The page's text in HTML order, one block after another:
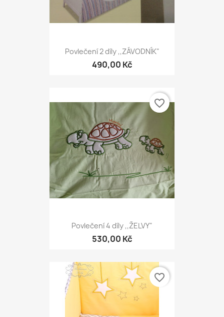
Povlečení 2 díly ,,ZÁVODNÍK"
490,00 Kč
Povlečení 4 díly ,,ŽELVY"
530,00 Kč
favorite_border
favorite_border